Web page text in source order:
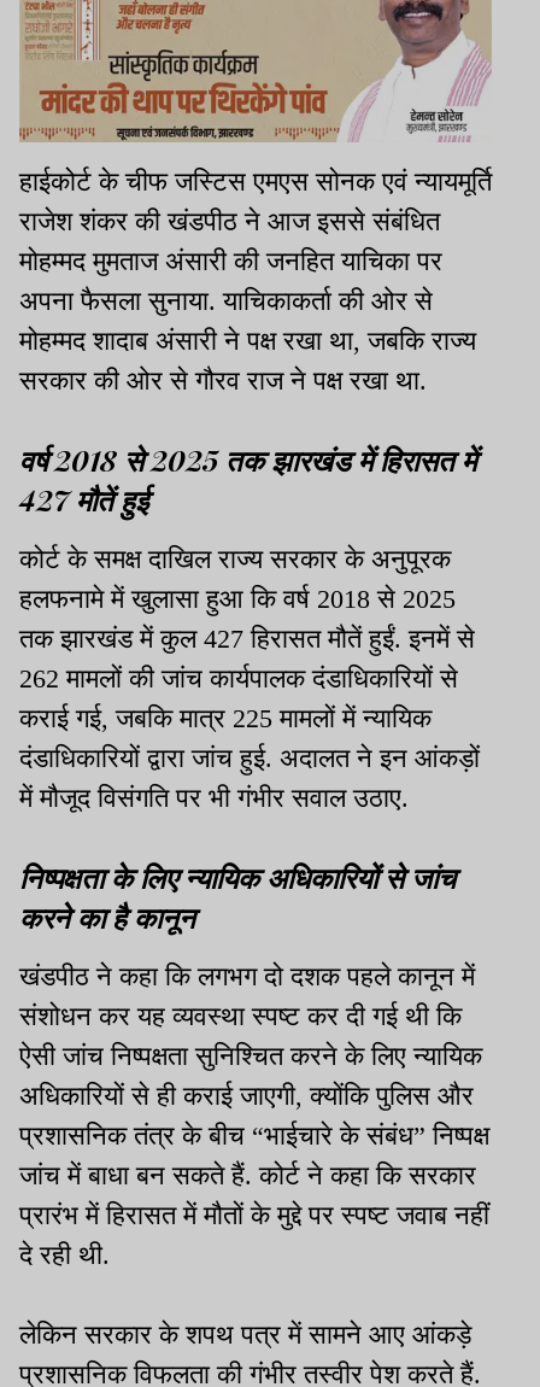
हाईकोर्ट के चीफ जस्टिस एमएस सोनक एवं न्यायमूर्ति
राजेश शंकर की खंडपीठ ने आज इससे संबंधित
मोहम्मद मुमताज अंसारी की जनहित याचिका पर
अपना फैसला सुनाया. याचिकाकर्ता की ओर से
मोहम्मद शादाब अंसारी ने पक्ष रखा था, जबकि राज्य
सरकार की ओर से गौरव राज ने पक्ष रखा था.
वर्ष 2018 से 2025 तक झारखंड में हिरासत में
427 मौतें हुई
कोर्ट के समक्ष दाखिल राज्य सरकार के अनुपूरक
हलफनामे में खुलासा हुआ कि वर्ष 2018 से 2025
तक झारखंड में कुल 427 हिरासत मौतें हुईं. इनमें से
262 मामलों की जांच कार्यपालक दंडाधिकारियों से
कराई गई, जबकि मात्र 225 मामलों में न्यायिक
दंडाधिकारियों द्वारा जांच हुई. अदालत ने इन आंकड़ों
में मौजूद विसंगति पर भी गंभीर सवाल उठाए.
निष्पक्षता के लिए न्यायिक अधिकारियों से जांच
करने का है कानून
खंडपीठ ने कहा कि लगभग दो दशक पहले कानून में
संशोधन कर यह व्यवस्था स्पष्ट कर दी गई थी कि
ऐसी जांच निष्पक्षता सुनिश्चित करने के लिए न्यायिक
अधिकारियों से ही कराई जाएगी, क्योंकि पुलिस और
प्रशासनिक तंत्र के बीच “भाईचारे के संबंध” निष्पक्ष
जांच में बाधा बन सकते हैं. कोर्ट ने कहा कि सरकार
प्रारंभ में हिरासत में मौतों के मुद्दे पर स्पष्ट जवाब नहीं
दे रही थी.
लेकिन सरकार के शपथ पत्र में सामने आए आंकड़े
प्रशासनिक विफलता की गंभीर तस्वीर पेश करते हैं.